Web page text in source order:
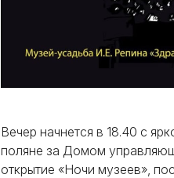
Вечер начнется в 18.40 с
поляне за Домом
открытие «Ночи музеев»,